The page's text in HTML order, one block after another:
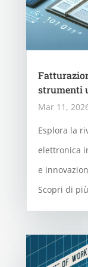
strumenti
Mar 11,
Esplora la
elettronica
e
Scopri di